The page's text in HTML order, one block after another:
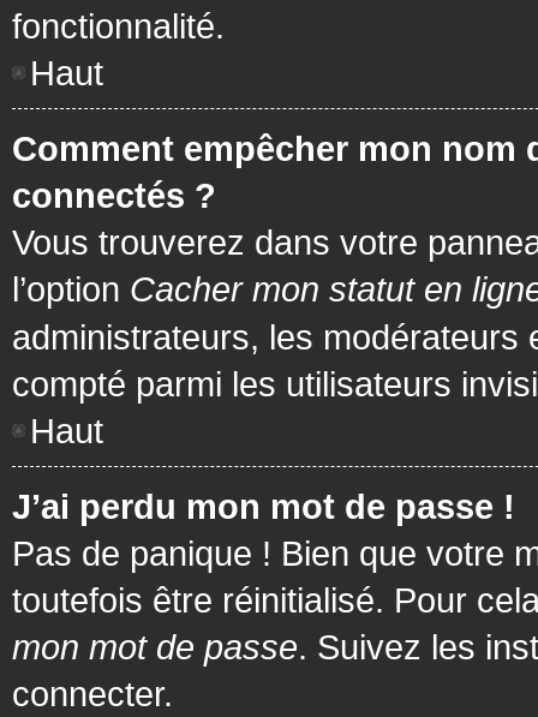
fonctionnalité.
Haut
Comment empêcher mon nom
connectés ?
Vous trouverez dans votre
l’option Cacher mon statut en
administrateurs, les
compté parmi les utilisateurs
Haut
J’ai perdu mon mot de passe !
Pas de panique ! Bien que votre
toutefois être réinitialisé. Pour
mon mot de passe. Suivez les
connecter.